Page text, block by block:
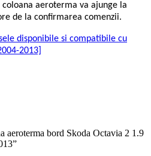
aeroterma va ajunge la
de la confirmarea comenzii.
disponibile si compatibile cu
2013]
aeroterma bord Skoda Octavia 2 1.9